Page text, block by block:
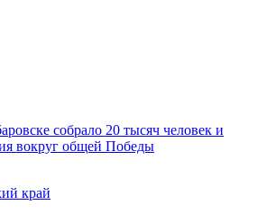
собрало 20 тысяч человек и
вокруг общей Победы
край